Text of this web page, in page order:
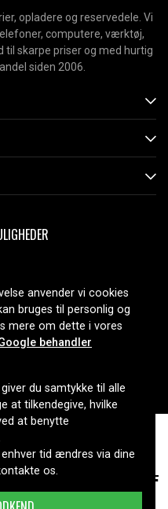
75 kr. Normalpris 83 kr.
opladere og reservedele. Vi
computere, værktøj,
til skarpe priser og med hurtig
siden 2006.
Nordic AB
anvender vi cookies
bruges til personlig og
mere om dette i vores
behandler
du samtykke til alle
at tilkendegive, hvilke
at benytte
tid ændres via dine
os.